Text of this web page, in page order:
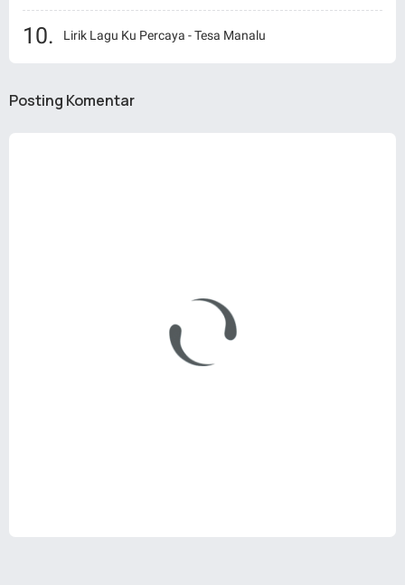
Lirik Lagu Ku Percaya - Tesa Manalu
Posting Komentar